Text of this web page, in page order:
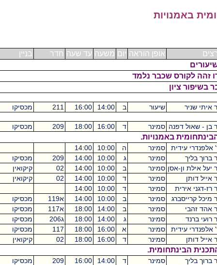
אופן הוראה יום משעה עד שעה חדר בניין
שכבר נלמד
שיעור ב 16:00
211 מכסיקו 2
דפנה סמינר ד 18:00
209 מכסיקו 2
באמנויות.
סמינר ה 14:00
סמינר ג 14:00
209 מכסיקו
4
אסן סמינר ב 14:00
02 קיקואין
4
סמינר
ד 14:00
02 קיקואין
4
סמינר ד 14:00
סמינר ב 14:00 א119 מכסיקו
4
סמינר ב 18:00 א117 מכסיקו
4
סמינר ג 18:00 מכסיקו
4
סמינר א 18:00
117 מכסיקו
2
סמינר
ד 18:00
02 קיקואין 2
סמינר ד 16:00
209 מכסיקו 2